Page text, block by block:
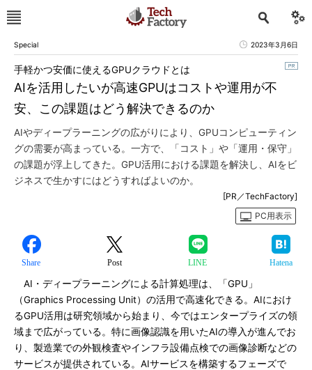
Special 2023年3月6日
AIを活用したいが高速GPUはコストや運用が不
安、この課題はどう解決できるのか
手軽かつ安価に使えるGPUクラウドとは
AIやディープラーニングの広がりにより、GPUコンピューティン
グの需要が高まっている。一方で、「コスト」や「運用・保守」
の課題が浮上してきた。GPU活用における課題を解決し、AIをビ
ジネスで生かすにはどうすればよいのか。
[PR／TechFactory]
PC用表示
Share Post LINE Hatena
AI・ディープラーニングによる計算処理は、「GPU」
（Graphics Processing Unit）の活用で高速化できる。AIにおけ
るGPU活用は研究領域から始まり、今ではエンタープライズの領
域まで広がっている。特に画像認識を用いたAIの導入が進んでお
り、製造業での外観検査やインフラ設備点検での画像診断などの
サービスが提供されている。AIサービスを構築するフェーズで